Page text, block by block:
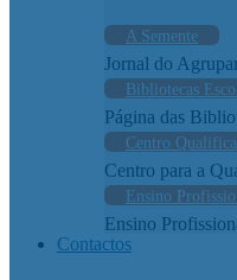
A Semente
Jornal do
Bibliotecas
Página das
Centro Qualifica
Centro para a
Ensino
Ensino
Contactos